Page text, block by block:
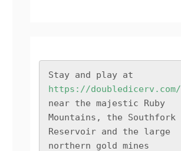
https://doubledicerv.com/
near the majestic Ruby
Mountains, the Southfork
Reservoir and the large
northern gold mines